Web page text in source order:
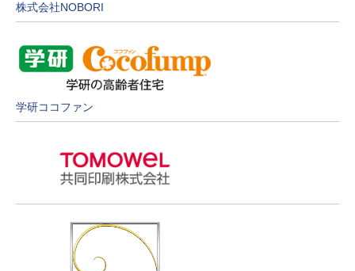
株式会社NOBORI
学研ココファン